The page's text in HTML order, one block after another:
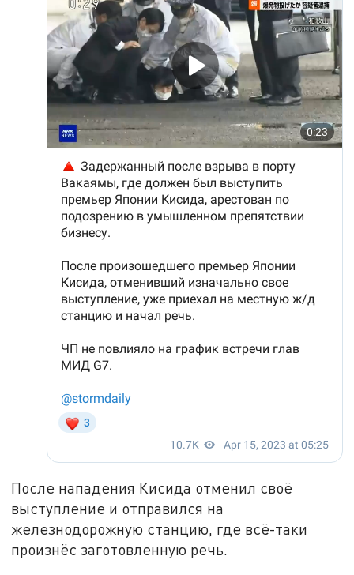
После нападения Кисида отменил своё
выступление и отправился на
железнодорожную станцию, где всё-таки
произнёс заготовленную речь.